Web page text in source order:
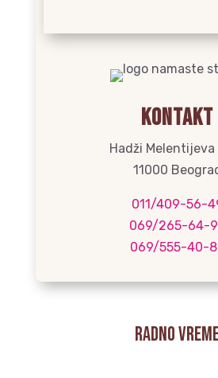
Kontakt
Hadži Melentijeva
11000
011/409-56-
069/265-64-
069/555-40-
radno